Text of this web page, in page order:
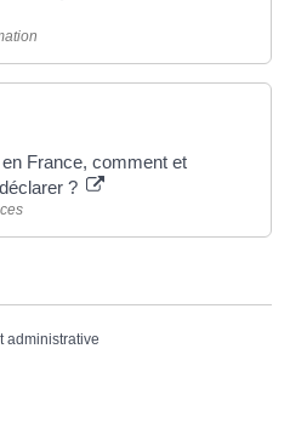
France, comment et
?
administrative